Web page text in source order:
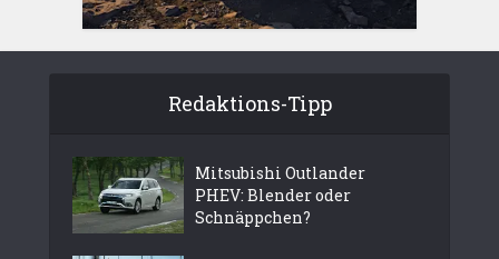
Redaktions-Tipp
Mitsubishi Outlander
PHEV: Blender oder
Schnäppchen?